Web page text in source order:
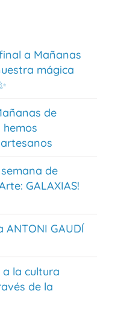
a Mañanas
mágica
de
de
GALAXIAS!
GAUDÍ
la cultura
de la